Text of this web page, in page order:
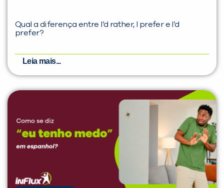
Qual a diferença entre I’d rather, I prefer e I’d
prefer?
Leia mais...